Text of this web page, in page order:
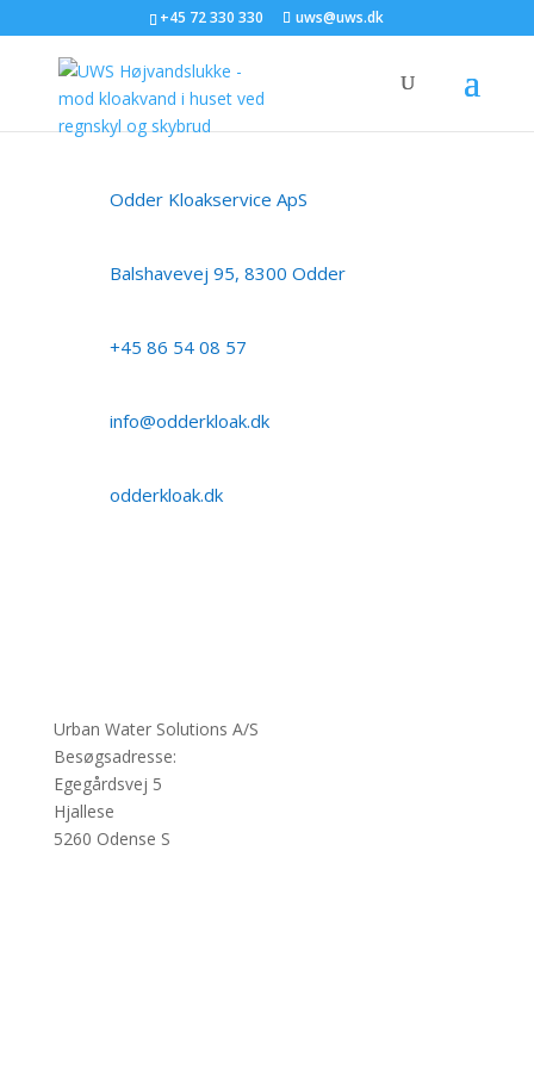
+45 72 330 330 uws@uws.dk
Odder Kloakservice ApS
Balshavevej 95, 8300 Odder
+45 86 54 08 57
info@odderkloak.dk
odderkloak.dk
Urban Water Solutions A/S
Besøgsadresse:
Egegårdsvej 5
Hjallese
5260 Odense S